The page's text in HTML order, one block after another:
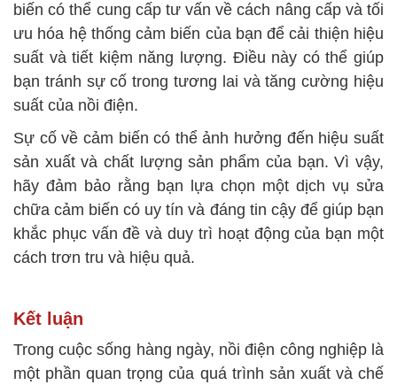
biến có thể cung cấp tư vấn về cách nâng cấp và tối
ưu hóa hệ thống cảm biến của bạn để cải thiện hiệu
suất và tiết kiệm năng lượng. Điều này có thể giúp
bạn tránh sự cố trong tương lai và tăng cường hiệu
suất của nồi điện.
Sự cố về cảm biến có thể ảnh hưởng đến hiệu suất
sản xuất và chất lượng sản phẩm của bạn. Vì vậy,
hãy đảm bảo rằng bạn lựa chọn một dịch vụ sửa
chữa cảm biến có uy tín và đáng tin cậy để giúp bạn
khắc phục vấn đề và duy trì hoạt động của bạn một
cách trơn tru và hiệu quả.
Kết luận
Trong cuộc sống hàng ngày, nồi điện công nghiệp là
một phần quan trọng của quá trình sản xuất và chế